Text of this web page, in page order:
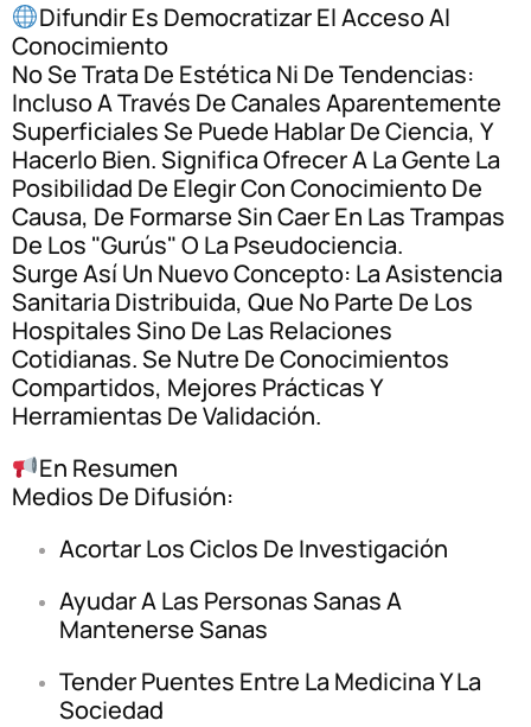
Difundir Es Democratizar El Acceso Al
Conocimiento
No Se Trata De Estética Ni De Tendencias:
Incluso A Través De Canales Aparentemente
Superficiales Se Puede Hablar De Ciencia, Y
Hacerlo Bien. Significa Ofrecer A La Gente La
Posibilidad De Elegir Con Conocimiento De
Causa, De Formarse Sin Caer En Las Trampas
De Los "gurús" O La Pseudociencia.
Surge Así Un Nuevo Concepto: La Asistencia
Sanitaria Distribuida, Que No Parte De Los
Hospitales Sino De Las Relaciones
Cotidianas. Se Nutre De Conocimientos
Compartidos, Mejores Prácticas Y
Herramientas De Validación.
En Resumen
Medios De Difusión:
Acortar Los Ciclos De Investigación
Ayudar A Las Personas Sanas A
Mantenerse Sanas
Tender Puentes Entre La Medicina Y La
Sociedad